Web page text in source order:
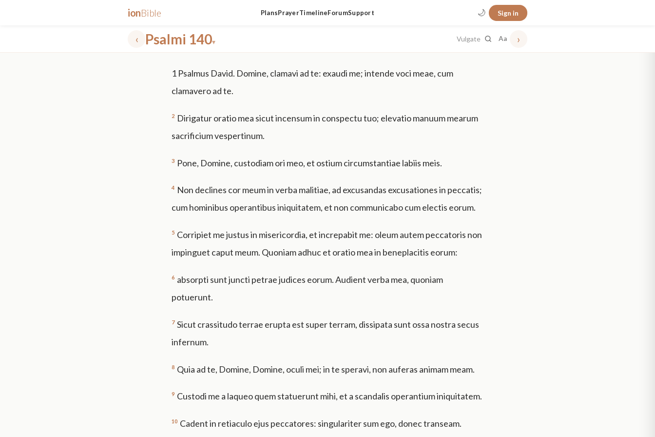
ionBible PlansPrayerTimelineForumSupport 🌙 Sign in
‹ Psalmi 140▾ Vulgate Aa ›
1 Psalmus David. Domine, clamavi ad te: exaudi me; intende voci meae, cum
clamavero ad te.
2 Dirigatur oratio mea sicut incensum in conspectu tuo; elevatio manuum mearum
sacrificium vespertinum.
3 Pone, Domine, custodiam ori meo, et ostium circumstantiae labiis meis.
4 Non declines cor meum in verba malitiae, ad excusandas excusationes in peccatis;
cum hominibus operantibus iniquitatem, et non communicabo cum electis eorum.
5 Corripiet me justus in misericordia, et increpabit me: oleum autem peccatoris non
impinguet caput meum. Quoniam adhuc et oratio mea in beneplacitis eorum:
6 absorpti sunt juncti petrae judices eorum. Audient verba mea, quoniam
potuerunt.
7 Sicut crassitudo terrae erupta est super terram, dissipata sunt ossa nostra secus
infernum.
8 Quia ad te, Domine, Domine, oculi mei; in te speravi, non auferas animam meam.
9 Custodi me a laqueo quem statuerunt mihi, et a scandalis operantium iniquitatem.
10 Cadent in retiaculo ejus peccatores: singulariter sum ego, donec transeam.